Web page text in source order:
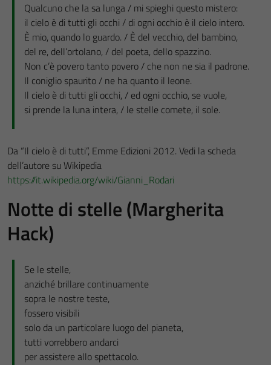
Qualcuno che la sa lunga / mi spieghi questo mistero:
il cielo è di tutti gli occhi / di ogni occhio è il cielo intero.
È mio, quando lo guardo. / È del vecchio, del bambino,
del re, dell’ortolano, / del poeta, dello spazzino.
Non c’è povero tanto povero / che non ne sia il padrone.
Il coniglio spaurito / ne ha quanto il leone.
Il cielo è di tutti gli occhi, / ed ogni occhio, se vuole,
si prende la luna intera, / le stelle comete, il sole.
Da “Il cielo è di tutti”, Emme Edizioni 2012. Vedi la scheda
dell’autore su Wikipedia
https://it.wikipedia.org/wiki/Gianni_Rodari
Notte di stelle (Margherita
Hack)
Se le stelle,
anziché brillare continuamente
sopra le nostre teste,
fossero visibili
solo da un particolare luogo del pianeta,
tutti vorrebbero andarci
per assistere allo spettacolo.